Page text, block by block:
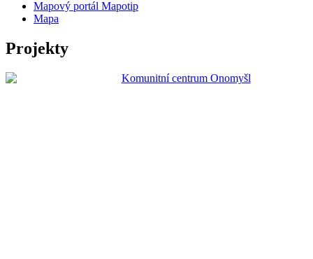
Mapový portál Mapotip
Mapa
Projekty